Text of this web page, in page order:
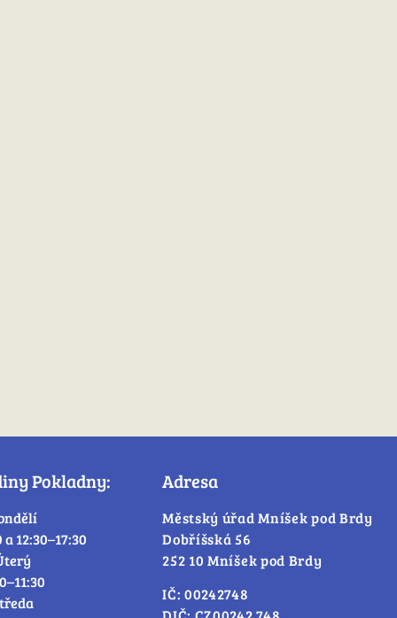
Pokladny:
a 12:30–17:30
Adresa
Městský úřad Mníšek pod Brdy
Dobříšská 56
252 10 Mníšek pod Brdy
IČ: 00242748